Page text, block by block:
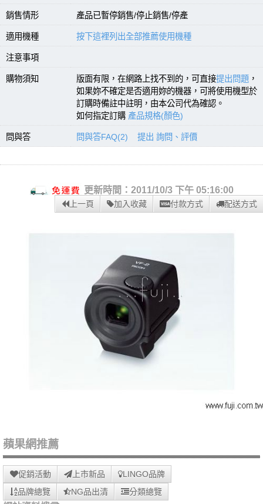
銷售情形 產品已暫停銷售/停止銷售/停產
適用機種 按下這裡列出全部推薦使用機種
注意事項
購物須知 版面有限，在網路上找不到的，可直接提出問題 ，
如果妳不確定是否適用妳的機器，可將使用機型於
訂購時備註中註明，由本公司代為確認。
如何指定訂購 產品規格(顏色)
問與答 問與答FAQ(2) 提出 詢問、評價
更新時間：2011/10/3 下午 05:16:00
上一頁 加入收藏 付款方式 配送方式
蘋果網推薦
促銷活動 上市新品
LINGO品牌
品牌總覽
NG品出清 分類總覽